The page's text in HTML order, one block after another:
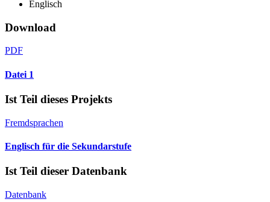
Englisch
Download
PDF
Datei 1
Ist Teil dieses Projekts
Fremdsprachen
Englisch für die Sekundarstufe
Ist Teil dieser Datenbank
Datenbank